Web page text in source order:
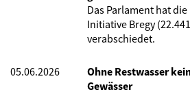
Das Parlament hat
Initiative Bregy
verabschiedet.
05.06.2026
Ohne Restwasser
Gewässer